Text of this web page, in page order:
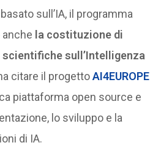
sull’IA, il programma
la costituzione di
sull’Intelligenza
citare il progettoAI4EUROPE
piattaforma open source e
lo sviluppo e la
di IA.